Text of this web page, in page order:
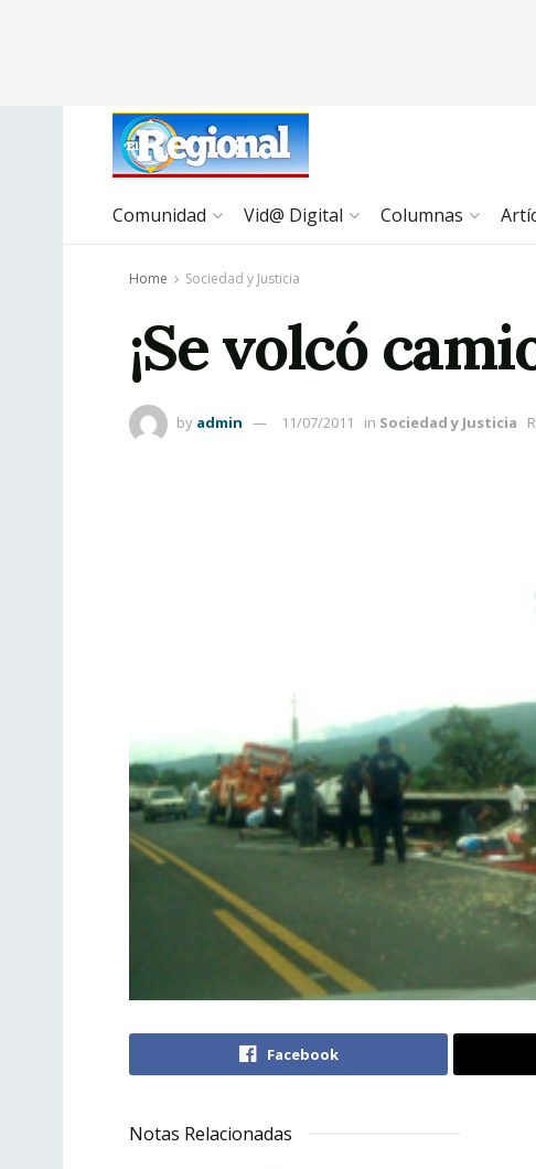
Comunidad Vid@ Digital Columnas
Home Sociedad y Justicia
¡Se volcó
by admin 11/07/2011 in Sociedad y Justicia
Facebook
Notas Relacionadas